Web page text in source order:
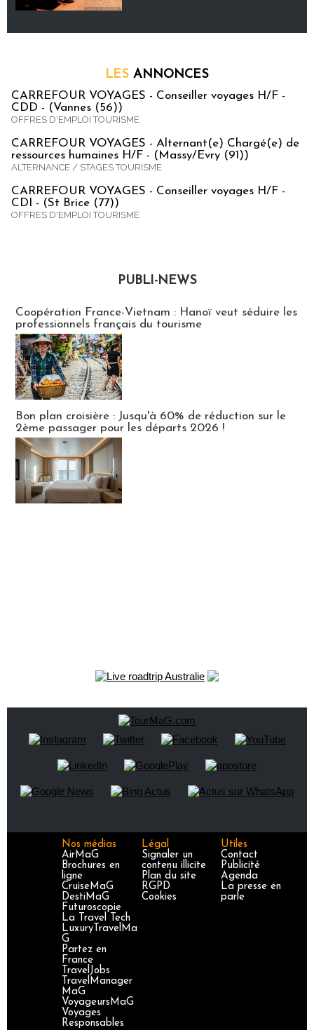
LES ANNONCES
CARREFOUR VOYAGES - Conseiller voyages H/F -
CDD - (Vannes (56))
OFFRES D'EMPLOI TOURISME
CARREFOUR VOYAGES - Alternant(e) Chargé(e) de
ressources humaines H/F - (Massy/Evry (91))
ALTERNANCE / STAGES TOURISME
CARREFOUR VOYAGES - Conseiller voyages H/F -
CDI - (St Brice (77))
OFFRES D'EMPLOI TOURISME
PUBLI-NEWS
Coopération France-Vietnam : Hanoï veut séduire les
professionnels français du tourisme
Bon plan croisière : Jusqu'à 60% de réduction sur le
2ème passager pour les départs 2026 !
Nos médias
AirMaG
Brochures en
ligne
CruiseMaG
DestiMaG
Futuroscopie
La Travel Tech
LuxuryTravelMa
G
Partez en
France
TravelJobs
TravelManager
MaG
VoyageursMaG
Voyages
Responsables
Légal
Signaler un
contenu illicite
Plan du site
RGPD
Cookies
Utiles
Contact
Publicité
Agenda
La presse en
parle